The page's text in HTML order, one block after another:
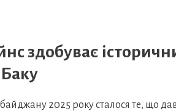
здобуває
2025 року сталося те, що